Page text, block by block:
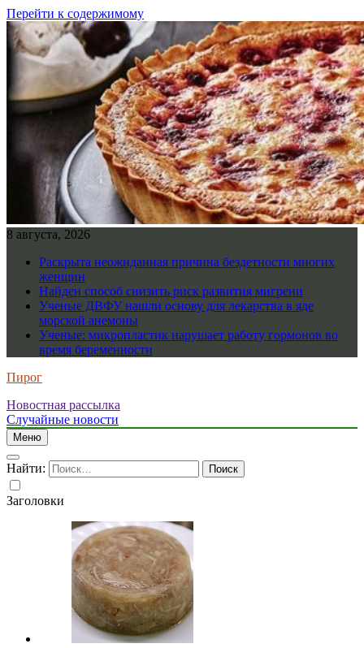
Перейти к содержимому
8 августа, 2026
Раскрыта неожиданная причина бездетности многих
женщин
Найден способ снизить риск развития мигрени
Ученые ДВФУ нашли основу для лекарства в яде
морской анемоны
Ученые: микропластик нарушает работу гормонов во
время беременности
Пирог
Новостная рассылка
Случайные новости
Меню
Найти:
Заголовки